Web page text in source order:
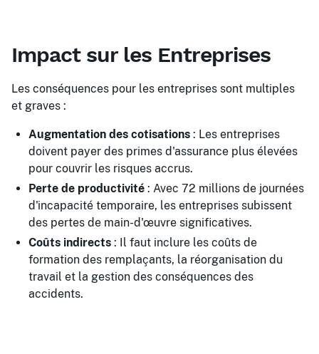
Impact sur les Entreprises
Les conséquences pour les entreprises sont multiples
et graves :
Augmentation des cotisations : Les entreprises
doivent payer des primes d'assurance plus élevées
pour couvrir les risques accrus.
Perte de productivité : Avec 72 millions de journées
d'incapacité temporaire, les entreprises subissent
des pertes de main-d'œuvre significatives.
Coûts indirects : Il faut inclure les coûts de
formation des remplaçants, la réorganisation du
travail et la gestion des conséquences des
accidents.